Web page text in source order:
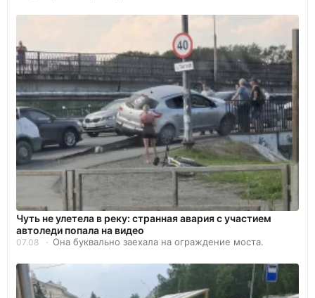
Чуть не улетела в реку: странная авария с участием
автоледи попала на видео
07.08 Она буквально заехала на ограждение моста.